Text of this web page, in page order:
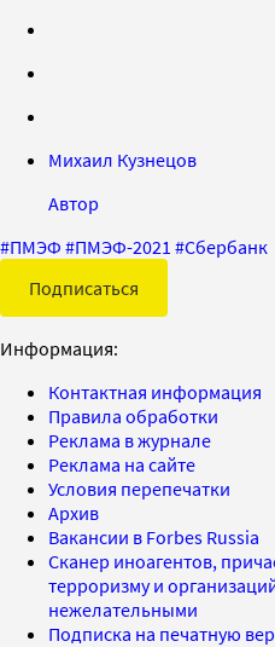
Михаил Кузнецов
Автор
#ПМЭФ #ПМЭФ-2021 #Сбербанк
Подписаться
Информация:
Контактная информация
Правила обработки
Реклама в журнале
Реклама на сайте
Условия перепечатки
Архив
Вакансии в Forbes Russia
Сканер иноагентов,
терроризму и
нежелательными
Подписка на печатную